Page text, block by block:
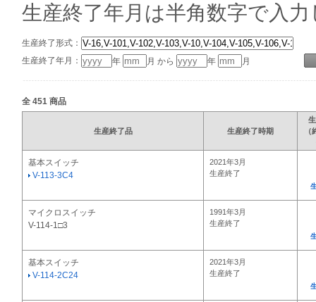
生産終了年月は半角数字で入
生産終了形式：
生産終了年月：
年 月 から 年 月
全 451 商品
生産終了品 生産終了時期
基本スイッチ
V-113-3C4
2021年3月
生産終了
マイクロスイッチ
V-114-1□3
1991年3月
生産終了
基本スイッチ
V-114-2C24
2021年3月
生産終了